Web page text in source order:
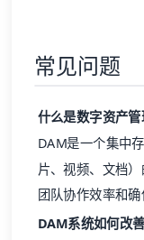
常见问题
什么是数字资产
DAM是一个集中
片、视频、文档
团队协作效率和确
DAM系统如何改